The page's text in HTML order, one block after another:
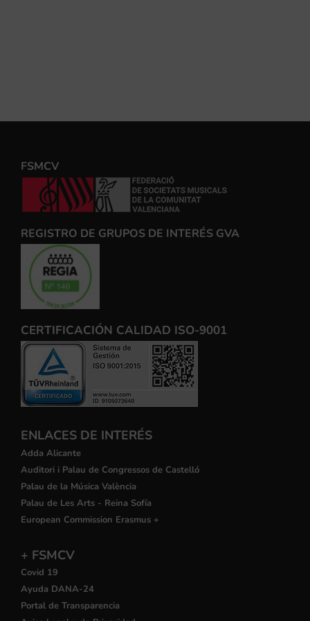
FSMCV
REGISTRO DE GRUPOS DE INTERÉS GVA
CERTIFICACIÓN CALIDAD ISO-9001
ENLACES DE INTERÉS
Adda Alicante
Auditori i Palau de Congressos de Castelló
Palau de la Música València
Palau de Les Arts - Reina Sofía
European Commission Erasmus +
+ FSMCV
Covid 19
Ayuda DANA-24
Portal de Transparencia